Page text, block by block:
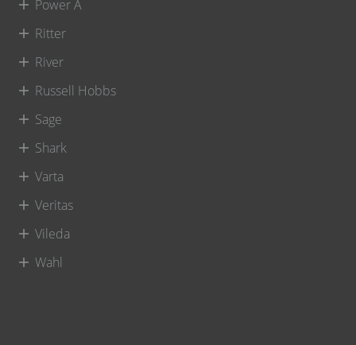
Power A
Ritter
River
Russell Hobbs
Sage
Shark
Varta
Veritas
Vileda
Wahl